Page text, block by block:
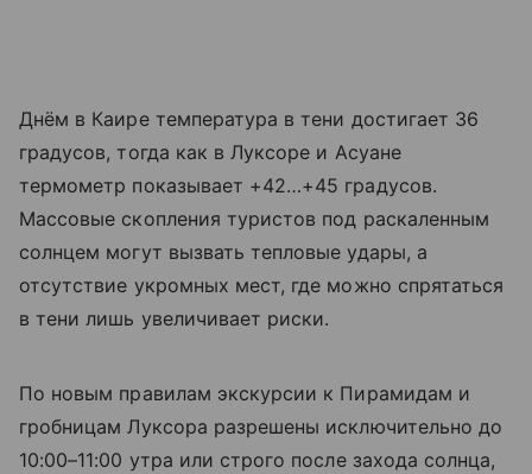
Днём в Каире температура в тени достигает 36
градусов, тогда как в Луксоре и Асуане
термометр показывает +42…+45 градусов.
Массовые скопления туристов под раскаленным
солнцем могут вызвать тепловые удары, а
отсутствие укромных мест, где можно спрятаться
в тени лишь увеличивает риски.
По новым правилам экскурсии к Пирамидам и
гробницам Луксора разрешены исключительно до
10:00–11:00 утра или строго после захода солнца,